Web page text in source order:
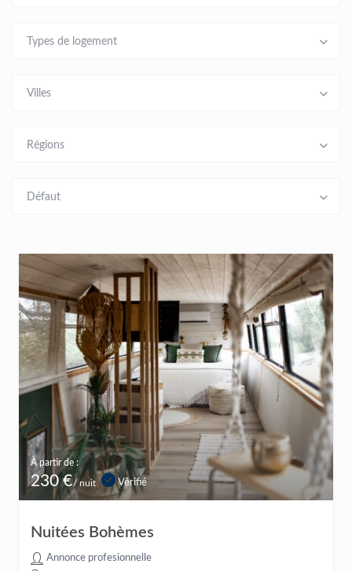
Types de logement
Villes
Régions
Défaut
À partir de :
230 €/ nuit Vérifié
Nuitées Bohèmes
Annonce profesionnelle